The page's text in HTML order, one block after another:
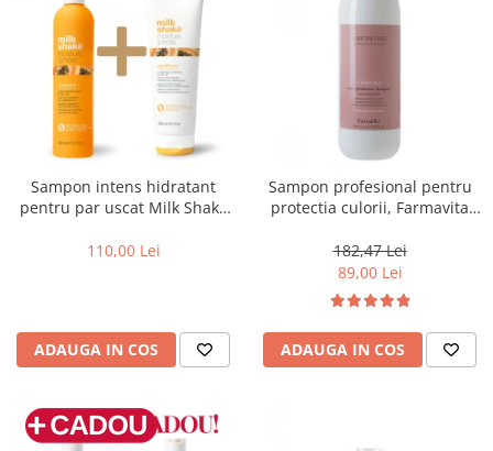
Sampon intens hidratant
pentru par uscat Milk Shake
110,00 Lei
ADAUGA IN COS
Sampon profesional pentru
protectia culorii, Farmavita
182,47 Lei
89,00 Lei
ADAUGA IN COS